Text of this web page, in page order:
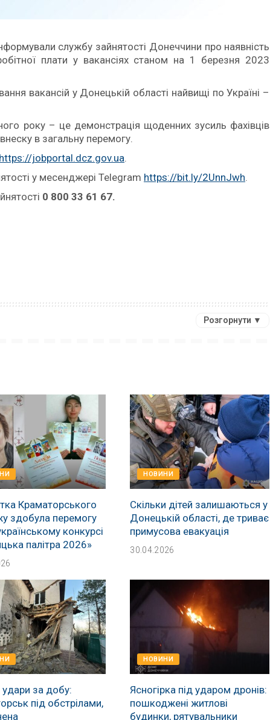
службу зайнятості Донеччини про наявність
плати у вакансіях станом на 1 березня 2023
вакансій у Донецькій області найвищі по Україні –
року – це демонстрація щоденних зусиль фахівців
в загальну перемогу.
https://jobportal.dcz.gov.ua.
у месенджері Telegram https://bit.ly/2UnnJwh.
0 800 33 61 67.
Розгорнути ▼
Краматорського
здобула перемогу
конкурсі
палітра 2026»
НОВИНИ
Скільки дітей залишаються у
Донецькій області, де триває
примусова евакуація
30.04.2026
за добу:
під обстрілами,
НОВИНИ
Ясногірка під ударом дронів:
пошкоджені житлові
будинки, рятувальники